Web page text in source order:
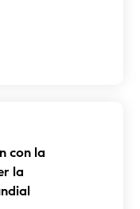
con la
la